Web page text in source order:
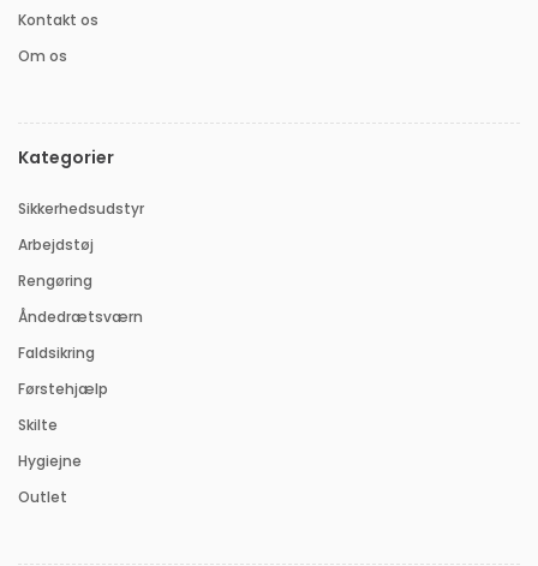
Kontakt os
Om os
Kategorier
Sikkerhedsudstyr
Arbejdstøj
Rengøring
Åndedrætsværn
Faldsikring
Førstehjælp
Skilte
Hygiejne
Outlet